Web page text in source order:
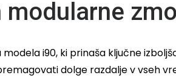
modularne
i90, ki prinaša ključne
dolge razdalje v vseh